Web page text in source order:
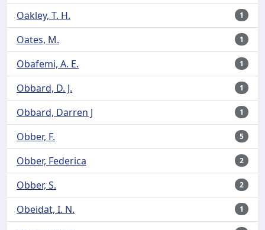
Oakley, T. H. 1
Oates, M. 1
Obafemi, A. E. 1
Obbard, D. J. 1
Obbard, Darren J 1
Obber, F. 5
Obber, Federica 2
Obber, S. 2
Obeidat, I. N. 1